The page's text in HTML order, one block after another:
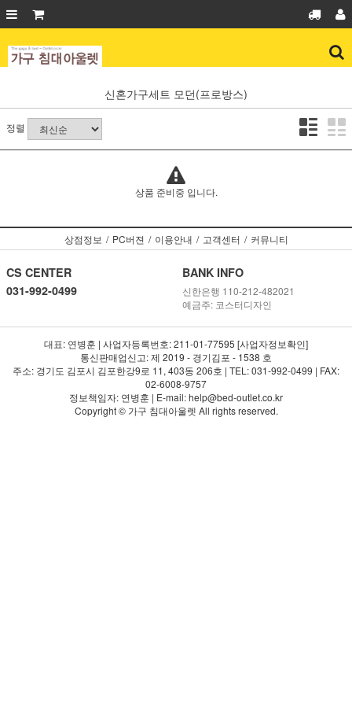
신혼가구세트 모던(프로방스)
정렬
상품 준비중 입니다.
상점정보 / PC버젼 / 이용안내 / 고객센터 / 커뮤니티
CS CENTER
031-992-0499
BANK INFO
신한은행 110-212-482021
예금주: 코스터디자인
대표: 연병훈 | 사업자등록번호: 211-01-77595 [사업자정보확인]
통신판매업신고: 제 2019 - 경기김포 - 1538 호
주소: 경기도 김포시 김포한강9로 11, 403동 206호 | TEL: 031-992-0499 | FAX:
02-6008-9757
정보책임자: 연병훈 | E-mail: help@bed-outlet.co.kr
Copyright © 가구 침대아울렛 All rights reserved.